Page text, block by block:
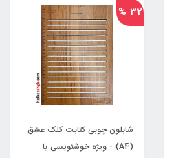
32 %
شابلون چوبی کتابت کلک عشق
(A4) - ویژه خوشنویسی با